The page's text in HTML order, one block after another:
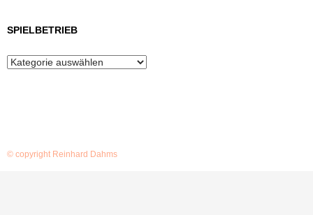
SPIELBETRIEB
Spielbetrieb
© copyright Reinhard Dahms